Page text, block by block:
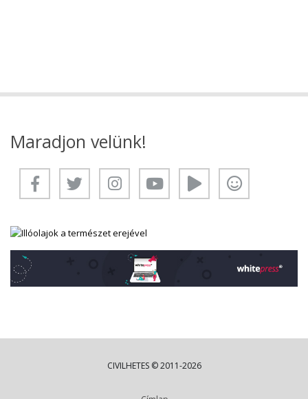
Maradjon velünk!
CIVILHETES © 2011-2026